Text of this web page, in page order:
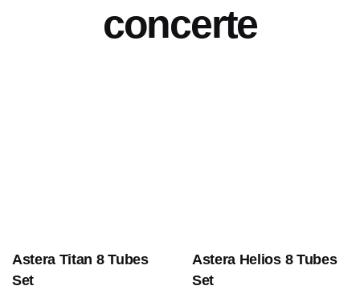
concerte
Astera Titan 8 Tubes
Set
Astera Helios 8 Tubes
Set